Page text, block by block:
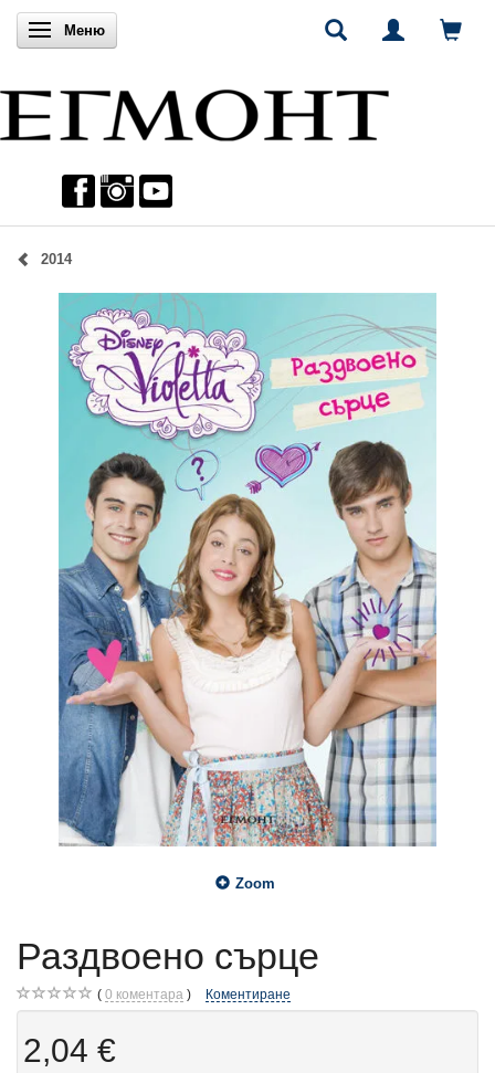
Включи навигацията
Меню
2014
Zoom
Раздвоено сърце
0 коментара Коментиране
2,04 €